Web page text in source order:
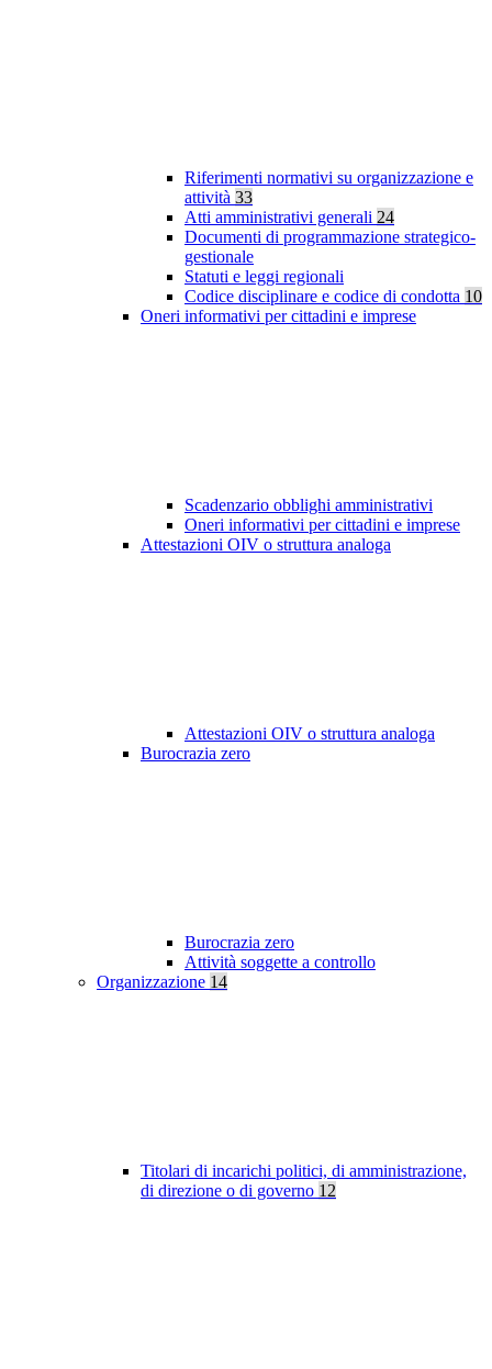
Riferimenti normativi su organizzazione e
attività 33
Atti amministrativi generali 24
Documenti di programmazione strategico-
gestionale
Statuti e leggi regionali
Codice disciplinare e codice di condotta 10
Oneri informativi per cittadini e imprese
Scadenzario obblighi amministrativi
Oneri informativi per cittadini e imprese
Attestazioni OIV o struttura analoga
Attestazioni OIV o struttura analoga
Burocrazia zero
Burocrazia zero
Attività soggette a controllo
Organizzazione 14
Titolari di incarichi politici, di amministrazione,
di direzione o di governo 12